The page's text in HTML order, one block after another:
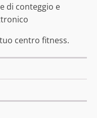
di conteggio e
centro fitness.